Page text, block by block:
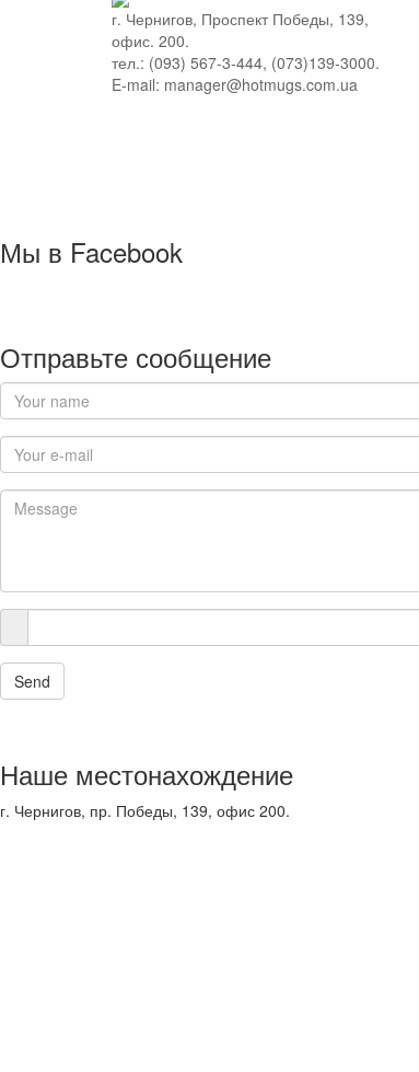
г. Чернигов, Проспект Победы, 139,
офис. 200.
тел.: (093) 567-3-444, (073)139-3000.
E-mail: manager@hotmugs.com.ua
Мы в Facebook
Отправьте сообщение
Send
Наше местонахождение
г. Чернигов, пр. Победы, 139, офис 200.